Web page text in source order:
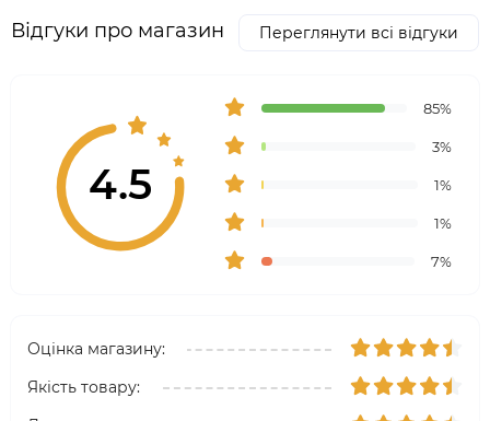
Відгуки про магазин Переглянути всі відгуки
4.5
85%
3%
1%
1%
7%
Оцінка магазину:
Якість товару: